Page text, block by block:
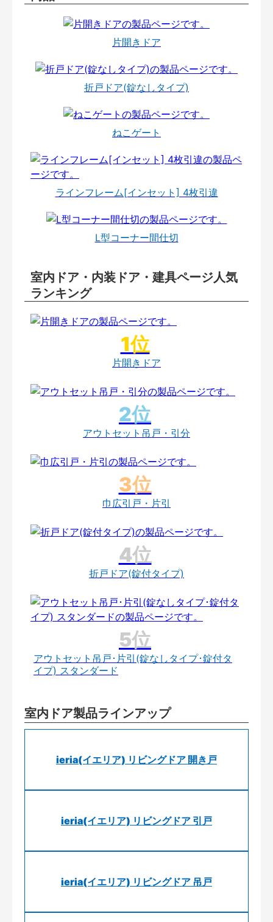
片開きドア
折戸ドア(錠なしタイプ)
ねこゲート
ラインフレーム[インセット] 4枚引違
L型コーナー間仕切
室内ドア・内装ドア・建具ページ人気
ランキング
片開きドア
アウトセット吊戸・引分
巾広引戸・片引
折戸ドア(錠付タイプ)
アウトセット吊戸･片引(錠なしタイプ･錠付タ
イプ) スタンダード
室内ドア製品ラインアップ
ieria(イエリア) リビングドア 開き戸
ieria(イエリア) リビングドア 引戸
ieria(イエリア) リビングドア 吊戸